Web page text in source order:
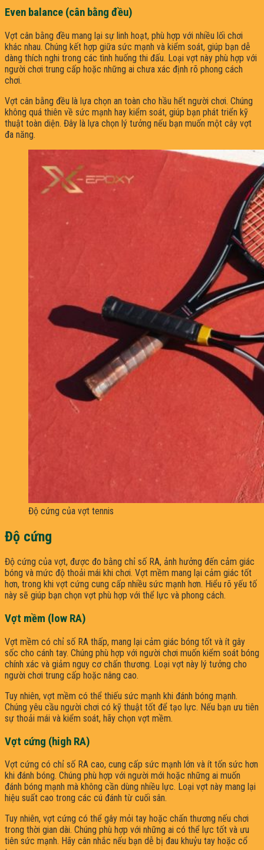
Even balance (cân bằng đều)
Vợt cân bằng đều mang lại sự linh hoạt, phù hợp với nhiều lối chơi
khác nhau. Chúng kết hợp giữa sức mạnh và kiểm soát, giúp bạn dễ
dàng thích nghi trong các tình huống thi đấu. Loại vợt này phù hợp với
người chơi trung cấp hoặc những ai chưa xác định rõ phong cách
chơi.
Vợt cân bằng đều là lựa chọn an toàn cho hầu hết người chơi. Chúng
không quá thiên về sức mạnh hay kiểm soát, giúp bạn phát triển kỹ
thuật toàn diện. Đây là lựa chọn lý tưởng nếu bạn muốn một cây vợt
đa năng.
Độ cứng của vợt tennis
Độ cứng
Độ cứng của vợt, được đo bằng chỉ số RA, ảnh hưởng đến cảm giác
bóng và mức độ thoải mái khi chơi. Vợt mềm mang lại cảm giác tốt
hơn, trong khi vợt cứng cung cấp nhiều sức mạnh hơn. Hiểu rõ yếu tố
này sẽ giúp bạn chọn vợt phù hợp với thể lực và phong cách.
Vợt mềm (low RA)
Vợt mềm có chỉ số RA thấp, mang lại cảm giác bóng tốt và ít gây
sốc cho cánh tay. Chúng phù hợp với người chơi muốn kiểm soát bóng
chính xác và giảm nguy cơ chấn thương. Loại vợt này lý tưởng cho
người chơi trung cấp hoặc nâng cao.
Tuy nhiên, vợt mềm có thể thiếu sức mạnh khi đánh bóng mạnh.
Chúng yêu cầu người chơi có kỹ thuật tốt để tạo lực. Nếu bạn ưu tiên
sự thoải mái và kiểm soát, hãy chọn vợt mềm.
Vợt cứng (high RA)
Vợt cứng có chỉ số RA cao, cung cấp sức mạnh lớn và ít tốn sức hơn
khi đánh bóng. Chúng phù hợp với người mới hoặc những ai muốn
đánh bóng mạnh mà không cần dùng nhiều lực. Loại vợt này mang lại
hiệu suất cao trong các cú đánh từ cuối sân.
Tuy nhiên, vợt cứng có thể gây mỏi tay hoặc chấn thương nếu chơi
trong thời gian dài. Chúng phù hợp với những ai có thể lực tốt và ưu
tiên sức mạnh. Hãy cân nhắc nếu bạn dễ bị đau khuỷu tay hoặc cổ